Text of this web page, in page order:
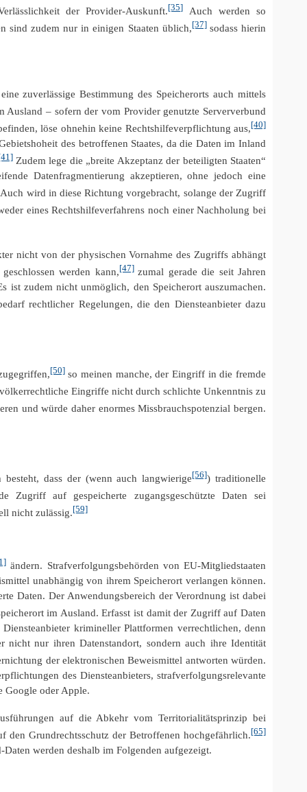
der Provider-Auskunft.[35] Auch werden so
sind zudem nur in einigen Staaten üblich,[37] sodass hierin
zuverlässige Bestimmung des Speicherorts auch mittels
– sofern der vom Provider genutzte Serververbund
löse ohnehin keine Rechtshilfeverpflichtung aus,[40]
des betroffenen Staates, da die Daten im Inland
Zudem lege die „breite Akzeptanz der beteiligten Staaten“
Datenfragmentierung akzeptieren, ohne jedoch eine
Auch wird in diese Richtung vorgebracht, solange der Zugriff
eines Rechtshilfeverfahrens noch einer Nachholung bei
nicht von der physischen Vornahme des Zugriffs abhängt
werden kann,[47] zumal gerade die seit Jahren
ist zudem nicht unmöglich, den Speicherort auszumachen.
rechtlicher Regelungen, die den Diensteanbieter dazu
[50]so meinen manche, der Eingriff in die fremde
Eingriffe nicht durch schlichte Unkenntnis zu
und würde daher enormes Missbrauchspotenzial bergen.
dass der (wenn auch langwierige[56]) traditionelle
Zugriff auf gespeicherte zugangsgeschützte Daten sei
nicht zulässig.[59]
ändern. Strafverfolgungsbehörden von EU-Mitgliedstaaten
unabhängig von ihrem Speicherort verlangen können.
Daten. Der Anwendungsbereich der Verordnung ist dabei
im Ausland. Erfasst ist damit der Zugriff auf Daten
krimineller Plattformen verrechtlichen, denn
nicht nur ihren Datenstandort, sondern auch ihre Identität
der elektronischen Beweismittel antworten würden.
des Diensteanbieters, strafverfolgungsrelevante
Google oder Apple.
auf die Abkehr vom Territorialitätsprinzip bei
Grundrechtsschutz der Betroffenen hochgefährlich.[65]
werden deshalb im Folgenden aufgezeigt.